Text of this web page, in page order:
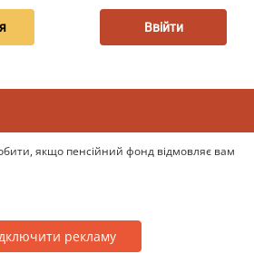
Ввійти
якщо пенсійний фонд відмовляє вам
рекламу